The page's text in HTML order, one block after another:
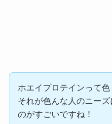
ホエイプロテインって色
それが色んな人のニー
のがすごいですね！